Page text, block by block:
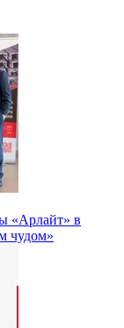
«Арлайт» в
чудом»